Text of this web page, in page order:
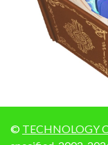
© TECHNOLOGY